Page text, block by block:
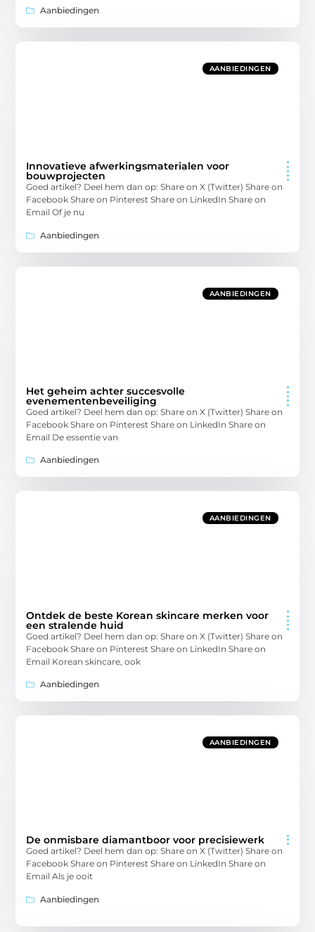
Aanbiedingen
AANBIEDINGEN
Innovatieve afwerkingsmaterialen voor
bouwprojecten
Goed artikel? Deel hem dan op: Share on X (Twitter) Share on
Facebook Share on Pinterest Share on LinkedIn Share on
Email Of je nu
Aanbiedingen
AANBIEDINGEN
Het geheim achter succesvolle
evenementenbeveiliging
Goed artikel? Deel hem dan op: Share on X (Twitter) Share on
Facebook Share on Pinterest Share on LinkedIn Share on
Email De essentie van
Aanbiedingen
AANBIEDINGEN
Ontdek de beste Korean skincare merken voor
een stralende huid
Goed artikel? Deel hem dan op: Share on X (Twitter) Share on
Facebook Share on Pinterest Share on LinkedIn Share on
Email Korean skincare, ook
Aanbiedingen
AANBIEDINGEN
De onmisbare diamantboor voor precisiewerk
Goed artikel? Deel hem dan op: Share on X (Twitter) Share on
Facebook Share on Pinterest Share on LinkedIn Share on
Email Als je ooit
Aanbiedingen